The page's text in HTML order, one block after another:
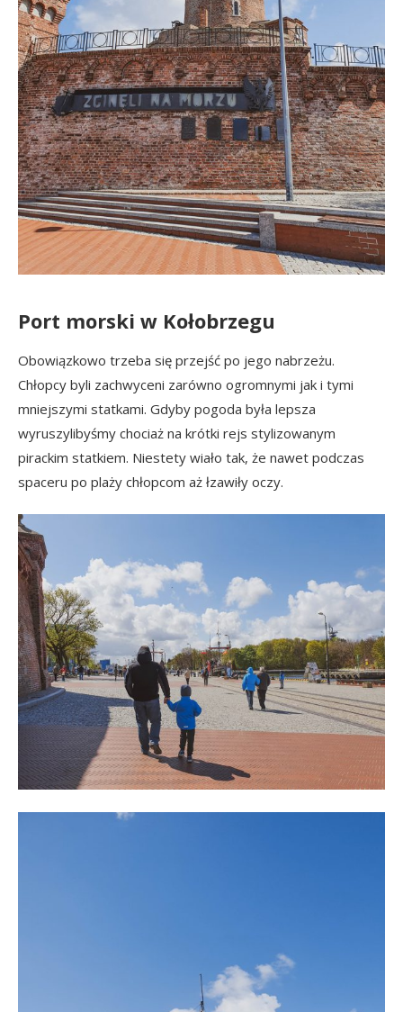
Port morski w Kołobrzegu
Obowiązkowo trzeba się przejść po jego nabrzeżu.
Chłopcy byli zachwyceni zarówno ogromnymi jak i tymi
mniejszymi statkami. Gdyby pogoda była lepsza
wyruszylibyśmy chociaż na krótki rejs stylizowanym
pirackim statkiem. Niestety wiało tak, że nawet podczas
spaceru po plaży chłopcom aż łzawiły oczy.